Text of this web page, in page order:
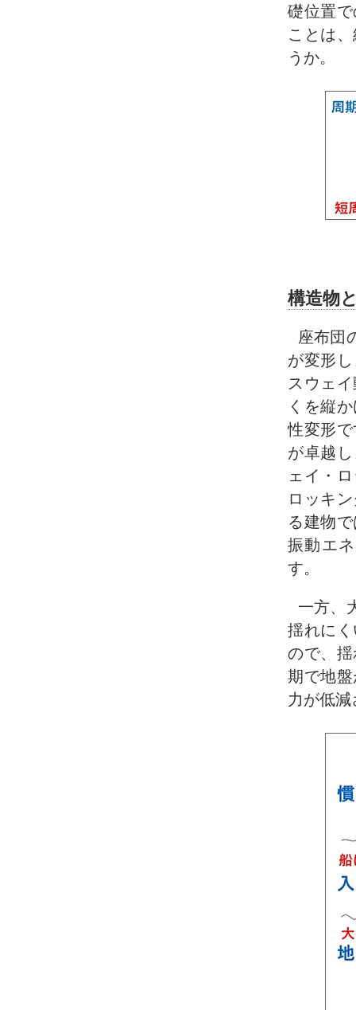
礎位置
ことは
うか。
構造物
座布団
が変形
スウェ
くを縦
性変形
が卓越
ェイ・
ロッキ
る建物
振動エ
す。
一方、
揺れに
ので、
期で地
力が低